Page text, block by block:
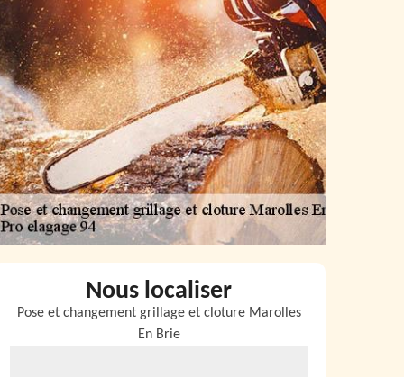
Nous localiser
Pose et changement grillage et cloture Marolles
En Brie